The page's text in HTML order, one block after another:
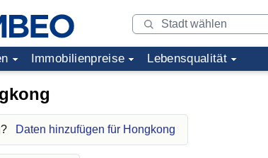
Immobilienpreise Lebensqualität
Daten hinzufügen für Hongkong